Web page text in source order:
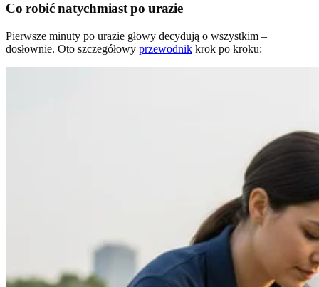
Co robić natychmiast po urazie
Pierwsze minuty po urazie głowy decydują o wszystkim –
dosłownie. Oto szczegółowy przewodnik krok po kroku: